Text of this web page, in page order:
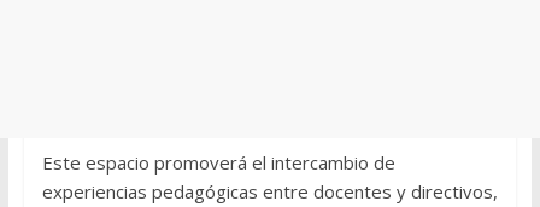
Este espacio promoverá el intercambio de
experiencias pedagógicas entre docentes y directivos,